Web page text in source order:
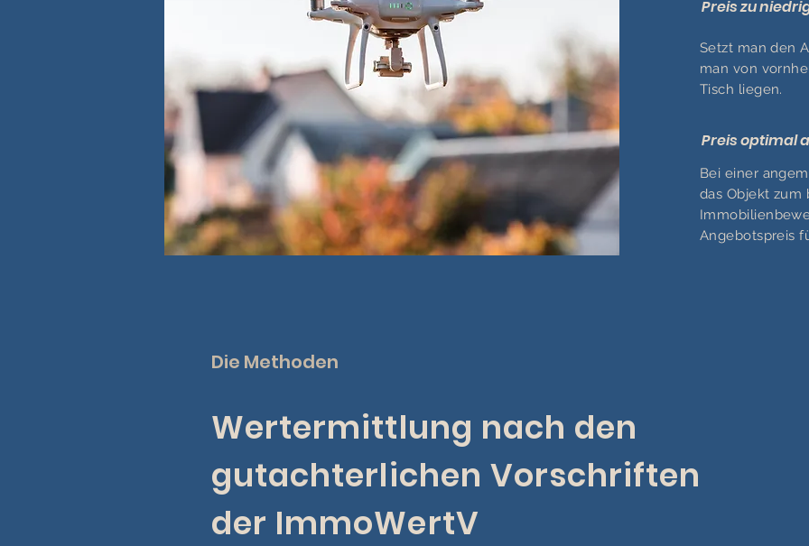
Preis zu
Setzt man den
man von
Tisch liegen.
Preis optimal
Bei einer
das Objekt zum
Angebotspreis
Die Methoden
Wertermittlung nach den
gutachterlichen Vorschriften
der ImmoWertV